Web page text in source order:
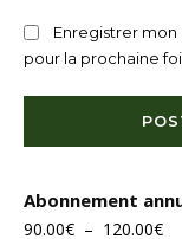
Enregistrer
pour la prochaine
Abonnement
90.00€ – 120.00€